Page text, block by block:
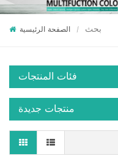
الصفحة الرئيسية / بحث
فئات المنتجات
منتجات جديدة